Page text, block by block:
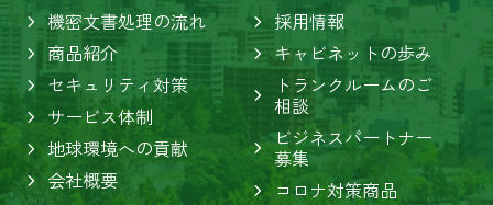
機密文書処理の流れ
商品紹介
セキュリティ対策
サービス体制
地球環境への貢献
会社概要
採用情報
キャビネットの歩み
トランクルームのご
相談
ビジネスパートナー
募集
コロナ対策商品